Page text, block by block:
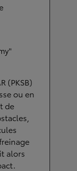
(PKSB)
ou en
de
alors